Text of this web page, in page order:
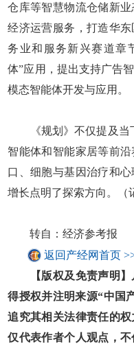
仓库等智慧物流仓储新
经济运营服务，打造华
务业和服务新兴赛道章
体”应用，提出支持广告
模态智能体开发与应用。
《规划》不仅提及当
智能体和智能家居等前
口、细胞与基因治疗和
增长点明了探索方向。（
转自：经济参考报
返回产经网首页
【版权及免责声明】
得授权并注明来源“中国
追究其相关法律责任的
仅代表作者个人观点，